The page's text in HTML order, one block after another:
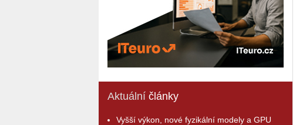
Aktuální články
Vyšší výkon, nové fyzikální modely a GPU